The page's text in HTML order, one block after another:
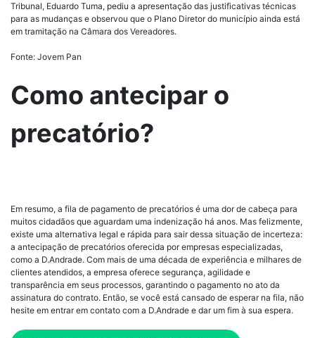
Tribunal, Eduardo Tuma, pediu a apresentação das justificativas técnicas
para as mudanças e observou que o Plano Diretor do município ainda está
em tramitação na Câmara dos Vereadores.
Fonte: Jovem Pan
Como antecipar o
precatório?
Em resumo, a fila de pagamento de precatórios é uma dor de cabeça para
muitos cidadãos que aguardam uma indenização há anos. Mas felizmente,
existe uma alternativa legal e rápida para sair dessa situação de incerteza:
a antecipação de precatórios oferecida por empresas especializadas,
como a D.Andrade. Com mais de uma década de experiência e milhares de
clientes atendidos, a empresa oferece segurança, agilidade e
transparência em seus processos, garantindo o pagamento no ato da
assinatura do contrato. Então, se você está cansado de esperar na fila, não
hesite em entrar em contato com a D.Andrade e dar um fim à sua espera.